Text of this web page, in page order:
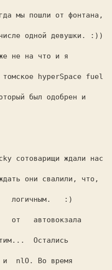
мы пошли от фонтана,
одной девушки. :))
не на что и я
hyperSpace fuel
был одобрен и
они свалили, что,
логичным.   :)
от   автовокзала
Остались
nlO. Во время